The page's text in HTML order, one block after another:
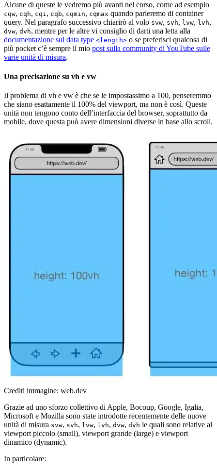
Alcune di queste le vedremo più avanti nel corso, come ad esempio
cqw, cqh, cqi, cqb, cqmin, cqmax quando parleremo di container
query. Nel paragrafo successivo chiarirò al volo svw, svh, lvw, lvh,
dvw, dvh, mentre per le altre vi consiglio di darti una letta alla
documentazione sul data type <length> o se preferisci qualcosa di
più pocket c’è sempre il mio post sulla community di YouTube sulle
varie unità di misura.
Una precisazione su vh e vw
Il problema di vh e vw è che se le impostassimo a 100, penseremmo
che siano esattamente il 100% del viewport, ma non è così. Queste
unità non tengono conto dell’interfaccia del browser, soprattutto da
mobile, dove questa può avere dimensioni diverse in base allo scroll.
Crediti immagine: web.dev
Grazie ad uno sforzo collettivo di Apple, Bocoup, Google, Igalia,
Microsoft e Mozilla sono state introdotte recentemente delle nuove
unità di misura svw, svh, lvw, lvh, dvw, dvh le quali sono relative al
viewport piccolo (small), viewport grande (large) e viewport
dinamico (dynamic).
In particolare: